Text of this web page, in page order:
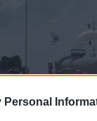
Personal